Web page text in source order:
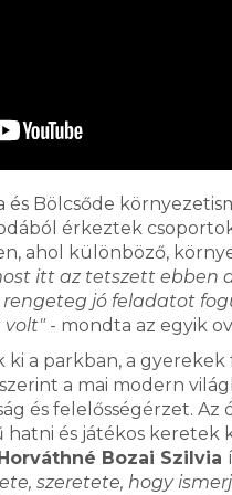
és Bölcsőde
érkeztek
ahol különböző,
itt az tetszett ebben
jó feladatot
volt"- mondta az egyik
a parkban, a
a mai modern
és felelősségérzet.
hatni és játékos
Bozai Szilvia
szeretete, hogy